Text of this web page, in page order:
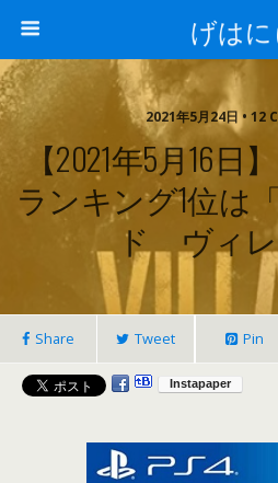
げはに
2021年5月24日 • 12
【2021年5月16日
ランキング1位は
ド ヴィ
Share Tweet Pin